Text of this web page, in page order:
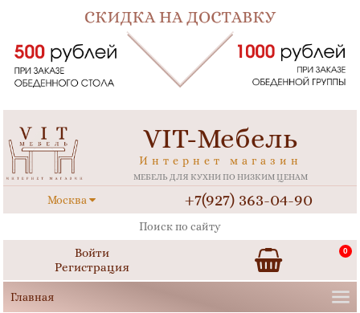
VIT-Мебель
Интернет магазин
МЕБЕЛЬ ДЛЯ КУХНИ ПО НИЗКИМ ЦЕНАМ
Москва +7(927) 363-04-90
Войти
Регистрация
0